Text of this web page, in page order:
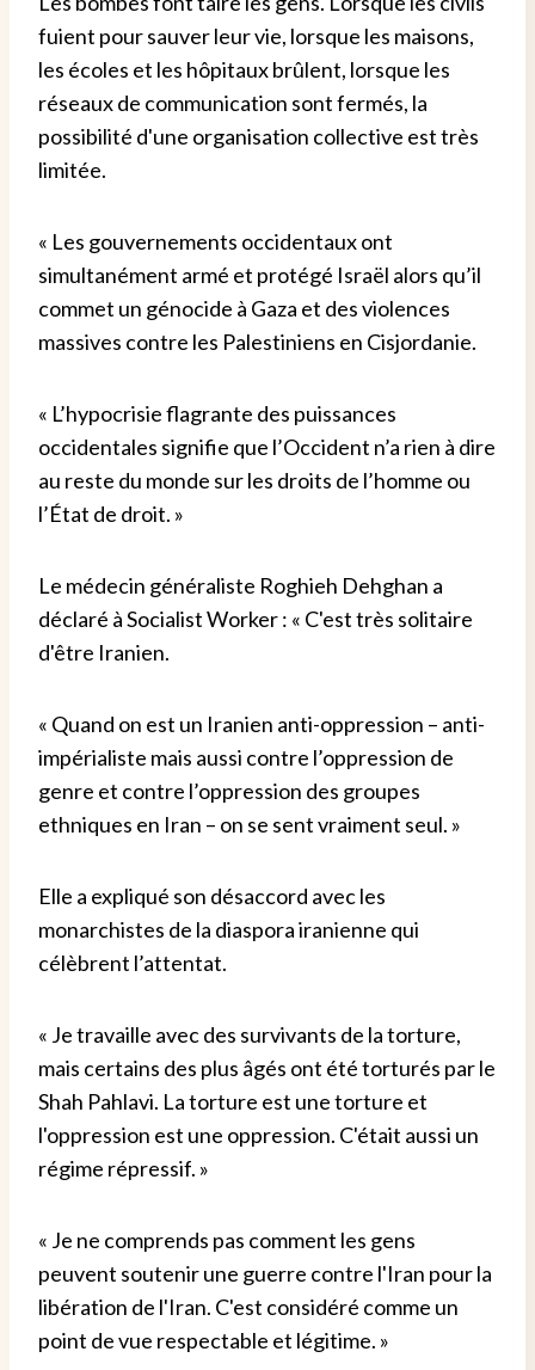
fuient pour sauver leur vie, lorsque les maisons,
les écoles et les hôpitaux brûlent, lorsque les
réseaux de communication sont fermés, la
possibilité d'une organisation collective est très
limitée.
« Les gouvernements occidentaux ont
simultanément armé et protégé Israël alors qu’il
commet un génocide à Gaza et des violences
massives contre les Palestiniens en Cisjordanie.
« L’hypocrisie flagrante des puissances
occidentales signifie que l’Occident n’a rien à dire
au reste du monde sur les droits de l’homme ou
l’État de droit. »
Le médecin généraliste Roghieh Dehghan a
déclaré à Socialist Worker : « C'est très solitaire
d'être Iranien.
« Quand on est un Iranien anti-oppression – anti-
impérialiste mais aussi contre l’oppression de
genre et contre l’oppression des groupes
ethniques en Iran – on se sent vraiment seul. »
Elle a expliqué son désaccord avec les
monarchistes de la diaspora iranienne qui
célèbrent l’attentat.
« Je travaille avec des survivants de la torture,
mais certains des plus âgés ont été torturés par le
Shah Pahlavi. La torture est une torture et
l'oppression est une oppression. C'était aussi un
régime répressif. »
« Je ne comprends pas comment les gens
peuvent soutenir une guerre contre l'Iran pour la
libération de l'Iran. C'est considéré comme un
point de vue respectable et légitime. »